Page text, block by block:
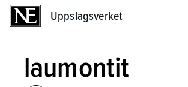
Uppslagsverket
laumontit